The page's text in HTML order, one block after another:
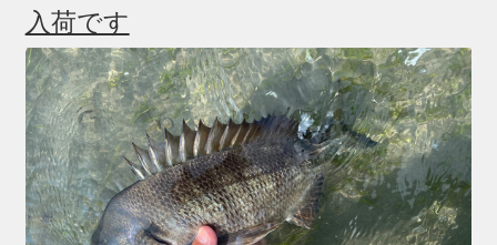
入荷です